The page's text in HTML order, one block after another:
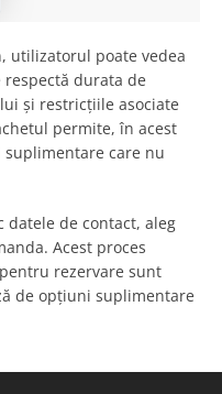
utilizatorul poate vedea
respectă durata de
și restricțiile asociate
permite, în acest
care nu
de contact, aleg
Acest proces
rezervare sunt
de opțiuni suplimentare